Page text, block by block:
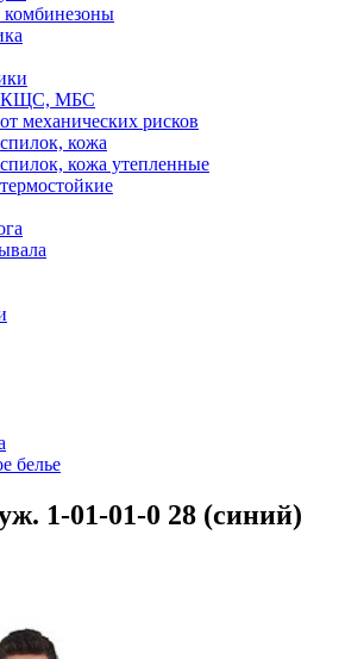
КЩС, МБС
механических рисков
кожа
кожа утепленные
белье
1-01-01-0 28 (синий)